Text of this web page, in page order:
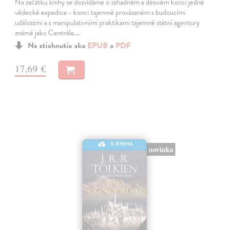
vědecké expedice - konci tajemně provázaném s budoucími
událostmi a s manipulativními praktikami tajemné státní agentury
známé jako Centrála.…
Na stiahnutie ako EPUB a PDF
17,69 €
E-KNIHA
novinka